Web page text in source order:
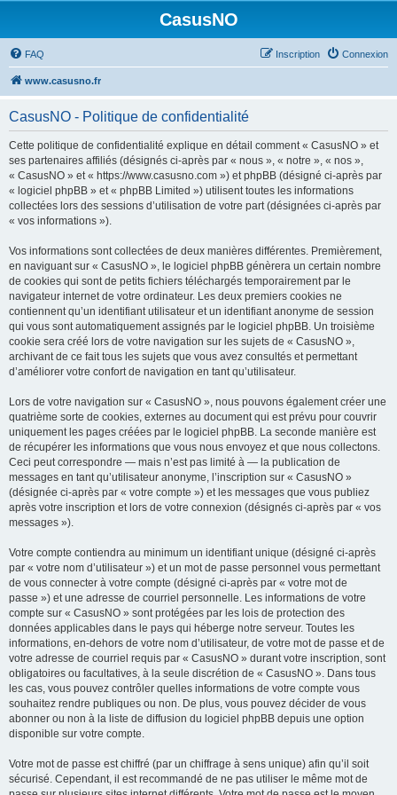
CasusNO
FAQ Connexion
Inscription
www.casusno.fr
CasusNO - Politique de confidentialité
Cette politique de confidentialité explique en détail comment « CasusNO » et
ses partenaires affiliés (désignés ci-après par « nous », « notre », « nos »,
« CasusNO » et « https://www.casusno.com ») et phpBB (désigné ci-après par
« logiciel phpBB » et « phpBB Limited ») utilisent toutes les informations
collectées lors des sessions d’utilisation de votre part (désignées ci-après par
« vos informations »).
Vos informations sont collectées de deux manières différentes. Premièrement,
en naviguant sur « CasusNO », le logiciel phpBB génèrera un certain nombre
de cookies qui sont de petits fichiers téléchargés temporairement par le
navigateur internet de votre ordinateur. Les deux premiers cookies ne
contiennent qu’un identifiant utilisateur et un identifiant anonyme de session
qui vous sont automatiquement assignés par le logiciel phpBB. Un troisième
cookie sera créé lors de votre navigation sur les sujets de « CasusNO »,
archivant de ce fait tous les sujets que vous avez consultés et permettant
d’améliorer votre confort de navigation en tant qu’utilisateur.
Lors de votre navigation sur « CasusNO », nous pouvons également créer une
quatrième sorte de cookies, externes au document qui est prévu pour couvrir
uniquement les pages créées par le logiciel phpBB. La seconde manière est
de récupérer les informations que vous nous envoyez et que nous collectons.
Ceci peut correspondre — mais n’est pas limité à — la publication de
messages en tant qu’utilisateur anonyme, l’inscription sur « CasusNO »
(désignée ci-après par « votre compte ») et les messages que vous publiez
après votre inscription et lors de votre connexion (désignés ci-après par « vos
messages »).
Votre compte contiendra au minimum un identifiant unique (désigné ci-après
par « votre nom d’utilisateur ») et un mot de passe personnel vous permettant
de vous connecter à votre compte (désigné ci-après par « votre mot de
passe ») et une adresse de courriel personnelle. Les informations de votre
compte sur « CasusNO » sont protégées par les lois de protection des
données applicables dans le pays qui héberge notre serveur. Toutes les
informations, en-dehors de votre nom d’utilisateur, de votre mot de passe et de
votre adresse de courriel requis par « CasusNO » durant votre inscription, sont
obligatoires ou facultatives, à la seule discrétion de « CasusNO ». Dans tous
les cas, vous pouvez contrôler quelles informations de votre compte vous
souhaitez rendre publiques ou non. De plus, vous pouvez décider de vous
abonner ou non à la liste de diffusion du logiciel phpBB depuis une option
disponible sur votre compte.
Votre mot de passe est chiffré (par un chiffrage à sens unique) afin qu’il soit
sécurisé. Cependant, il est recommandé de ne pas utiliser le même mot de